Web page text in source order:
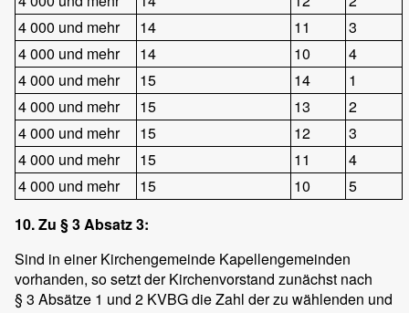
4 000 und mehr
14 11
3
4 000 und mehr
14 10
4
4 000 und mehr
15 14
1
4 000 und mehr
15 13
2
4 000 und mehr
15 12
3
4 000 und mehr
15 11
4
4 000 und mehr
15 10
5
10. Zu § 3 Absatz 3:
Sind in einer Kirchengemeinde Kapellengemeinden
vorhanden, so setzt der Kirchenvorstand zunächst nach
§ 3 Absätze 1 und 2 KVBG die Zahl der zu wählenden und